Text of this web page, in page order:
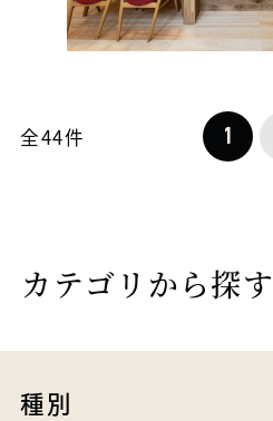
全44件 1
カテゴリから探す
種別